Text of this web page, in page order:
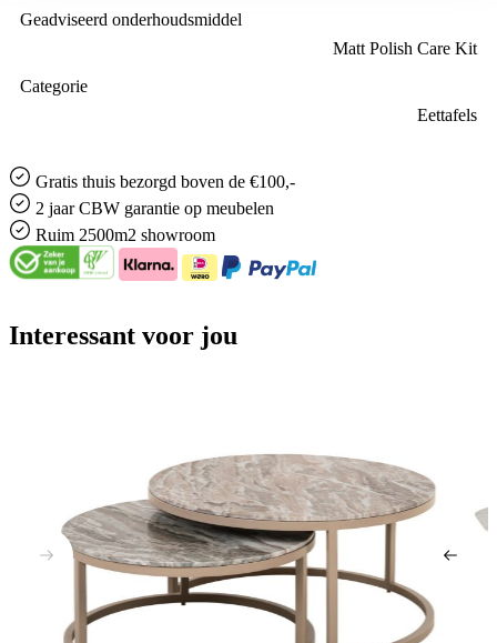
Geadviseerd onderhoudsmiddel
Matt Polish Care Kit
Categorie
Eettafels
Gratis thuis bezorgd boven de €100,-
2 jaar CBW garantie op meubelen
Ruim 2500m2 showroom
Interessant voor jou